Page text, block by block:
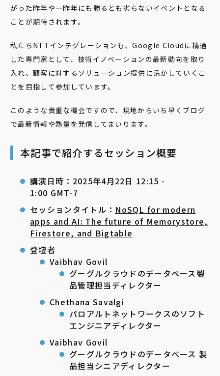
がった昨年や一昨年にも勝るとも劣らないイベントとなる
ことが期待されます。
私たちNTTインテグレーションも、Google Cloudに精通
した専門家として、技術イノベーションの最新動向を取り
入れ、顧客に対するソリューション提供に活かしていくこ
とを目指して参加しています。
このような貴重な機会ですので、現地からいち早くブログ
で最新情報や熱量を発信してまいります。
本記事で紹介するセッション概要
講演日時：2025年4月22日 12:15 -
1:00 GMT-7
セッションタイトル： NoSQL for modern
apps and AI: The future of Memorystore,
Firestore, and Bigtable
登壇者
Vaibhav Govil
グーグルクラウドのデータベース製
品管理担当ディレクター
Chethana Savalgi
パロアルトネットワークスのソフト
エンジニアディレクター
Vaibhav Govil
グーグルクラウドのデータベース 製
品担当シニアディレクター